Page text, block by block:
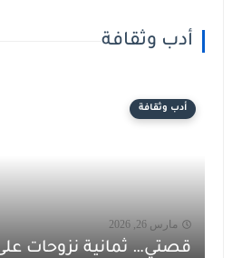
أدب وثقافة
أدب وثقافة
مارس 26, 2026
قصتي… ثمانية نزوحات